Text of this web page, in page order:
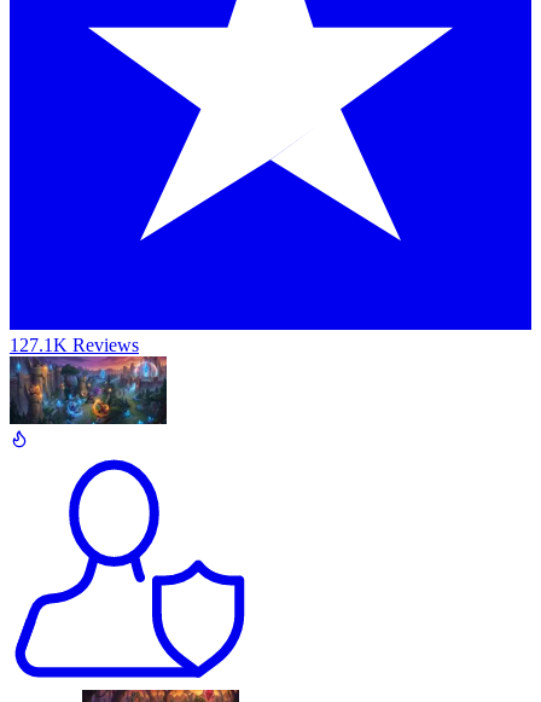
127.1K Reviews